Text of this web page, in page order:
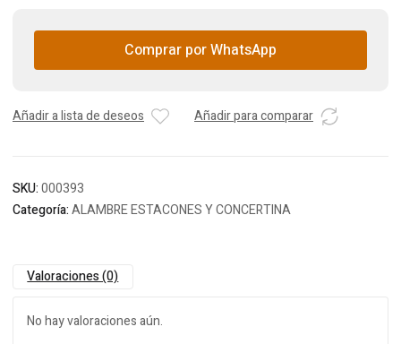
Comprar por WhatsApp
Añadir a lista de deseos Añadir para comparar
SKU:000393
Categoría:ALAMBRE ESTACONES Y CONCERTINA
Valoraciones (0)
No hay valoraciones aún.